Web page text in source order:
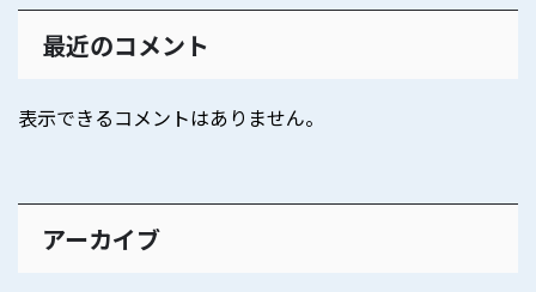
最近のコメント
表示できるコメントはありません。
アーカイブ